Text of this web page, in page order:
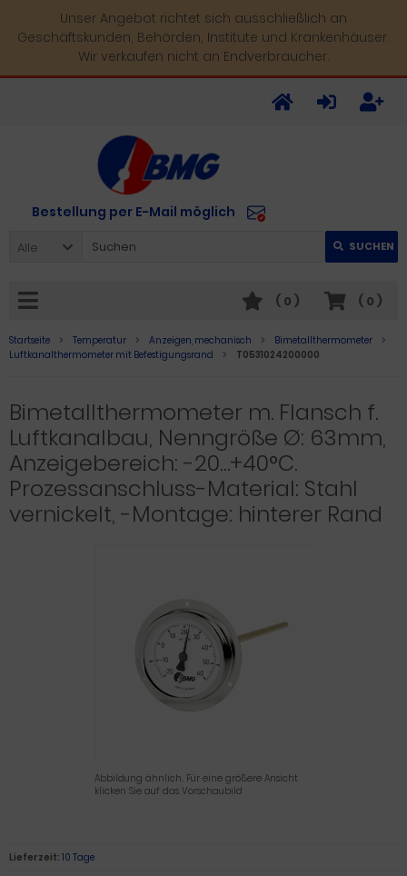
Unser Angebot richtet sich ausschließlich an
Geschäftskunden, Behörden, Institute und Krankenhäuser.
Wir verkaufen nicht an Endverbraucher.
Bestellung per E-Mail möglich
Alle SUCHEN
( 0 )
( 0 )
Startseite Temperatur Anzeigen, mechanisch
Bimetallthermometer
Luftkanalthermometer mit Befestigungsrand
T0531024200000
Bimetallthermometer m. Flansch f.
Luftkanalbau, Nenngröße Ø: 63mm,
Anzeigebereich: -20…+40°C.
Prozessanschluss-Material: Stahl
vernickelt, -Montage: hinterer Rand
Abbildung ähnlich. Für eine größere Ansicht
klicken Sie auf das Vorschaubild
Lieferzeit: 10 Tage